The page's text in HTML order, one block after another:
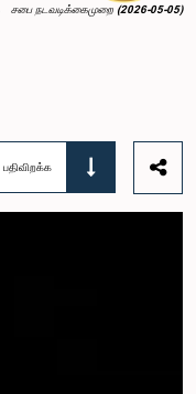
சபை நடவடிக்கைமுறை (2026-05-05)
பதிவிறக்க